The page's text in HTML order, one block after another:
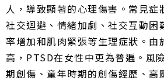
人，導致顯著的心理傷害。常見症
社交迴避、情緒加劇、社交互動困
率增加和肌肉緊張等生理症狀。由
高，PTSD在女性中更為普遍。風
期創傷、童年時期的創傷經歷、高